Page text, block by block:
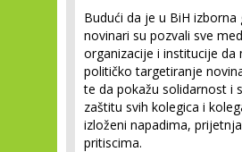
Budući da je u BiH izborna
novinari su pozvali sve
organizacije i institucije da
političko targetiranje
te da pokažu solidarnost i
zaštitu svih kolegica i
izloženi napadima,
pritiscima.